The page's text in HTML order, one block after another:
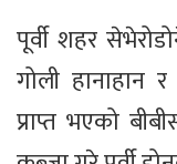
पूर्वी शहर
गोली हानाहान
प्राप्त भएको